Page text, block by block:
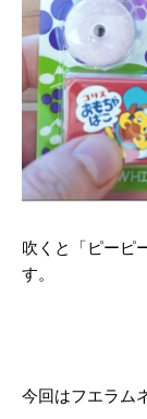
吹くと「ピーピ
す。
今回はフエラム